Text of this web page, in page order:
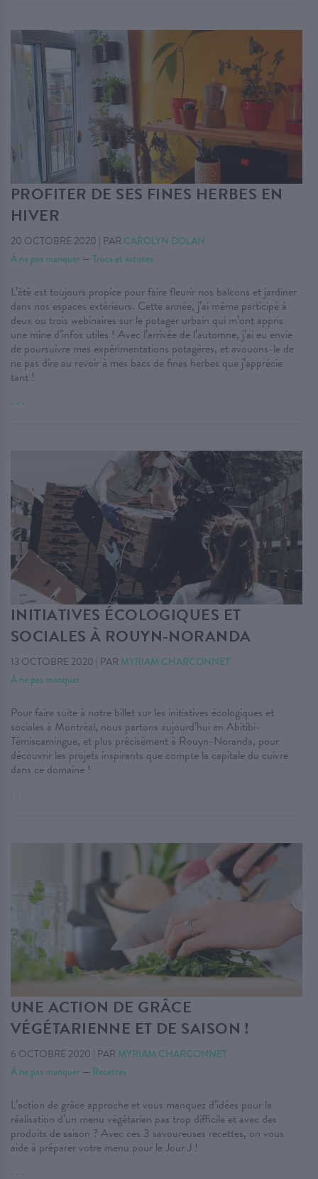
PROFITER DE SES FINES HERBES EN
HIVER
20 OCTOBRE 2020 | PAR CAROLYN DOLAN
À ne pas manquer — Trucs et astuces
L’été est toujours propice pour faire fleurir nos balcons et jardiner
dans nos espaces extérieurs. Cette année, j’ai même participé à
deux ou trois webinaires sur le potager urbain qui m’ont appris
une mine d’infos utiles ! Avec l’arrivée de l’automne, j’ai eu envie
de poursuivre mes expérimentations potagères, et avouons-le de
ne pas dire au revoir à mes bacs de fines herbes que j’apprécie
tant !
. . .
INITIATIVES ÉCOLOGIQUES ET
SOCIALES À ROUYN-NORANDA
13 OCTOBRE 2020 | PAR MYRIAM CHARCONNET
À ne pas manquer
Pour faire suite à notre billet sur les initiatives écologiques et
sociales à Montréal, nous partons aujourd’hui en Abitibi-
Témiscamingue, et plus précisément à Rouyn-Noranda, pour
découvrir les projets inspirants que compte la capitale du cuivre
dans ce domaine !
. . .
UNE ACTION DE GRÂCE
VÉGÉTARIENNE ET DE SAISON !
6 OCTOBRE 2020 | PAR MYRIAM CHARCONNET
À ne pas manquer — Recettes
L’action de grâce approche et vous manquez d’idées pour la
réalisation d’un menu végétarien pas trop difficile et avec des
produits de saison ? Avec ces 3 savoureuses recettes, on vous
aide à préparer votre menu pour le Jour J !
. . .